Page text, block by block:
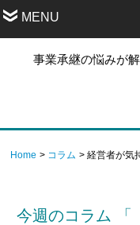
MENU
事業承継の悩みが
Home コラム
今週のコラム 「